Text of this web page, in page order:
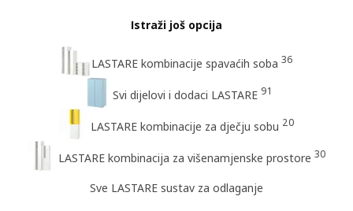
Istraži još opcija
LASTARE kombinacije spavaćih soba 36
Svi dijelovi i dodaci LASTARE 91
LASTARE kombinacije za dječju sobu 20
LASTARE kombinacija za višenamjenske prostore 30
Sve LASTARE sustav za odlaganje